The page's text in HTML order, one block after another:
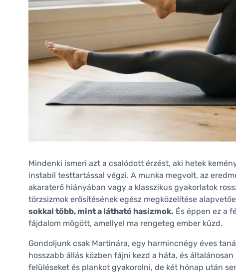
Mindenki ismeri azt a csalódott érzést, aki hetek
instabil testtartással végzi. A munka megvolt, az
akaraterő hiányában vagy a klasszikus gyakorlatok
törzsizmok erősítésének egész megközelítése
sokkal több, mint a látható hasizmok. És éppen ez a
fájdalom mögött, amellyel ma rengeteg ember küzd.
Gondoljunk csak Martinára, egy harmincnégy éves
hosszabb állás közben fájni kezd a háta, és
felüléseket és plankot gyakorolni, de két hónap után